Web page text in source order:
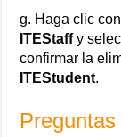
g. Haga clic
ITEStaffy
confirmar la
ITEStudent.